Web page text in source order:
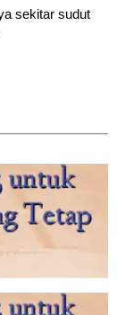
sekitar sudut